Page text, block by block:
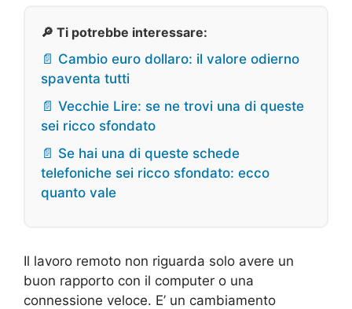
🔎 Ti potrebbe interessare:
📄 Cambio euro dollaro: il valore odierno
spaventa tutti
📄 Vecchie Lire: se ne trovi una di queste
sei ricco sfondato
📄 Se hai una di queste schede
telefoniche sei ricco sfondato: ecco
quanto vale
Il lavoro remoto non riguarda solo avere un
buon rapporto con il computer o una
connessione veloce. E’ un cambiamento